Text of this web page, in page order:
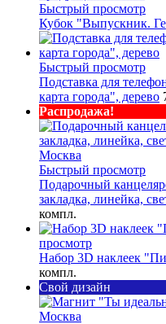
Быстрый просмотр
Кубок "Выпускник.
Быстрый просмотр
Подставка для
карта города", дерево
Распродажа!
Быстрый просмотр
Подарочный
закладка, линейка,
компл.
просмотр
Набор 3D наклеек
компл.
Свой дизайн